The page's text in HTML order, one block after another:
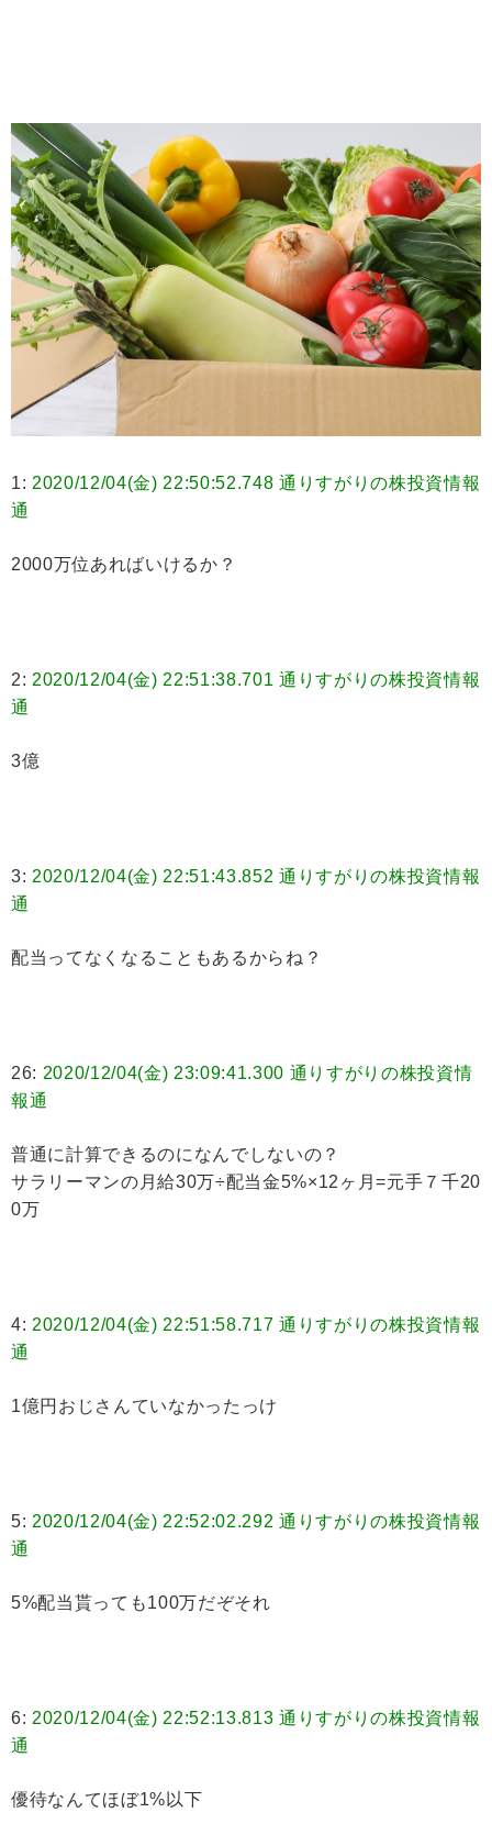
1: 2020/12/04(金) 22:50:52.748 通りすがりの株投資情報
通
2000万位あればいけるか？
2: 2020/12/04(金) 22:51:38.701 通りすがりの株投資情報
通
3億
3: 2020/12/04(金) 22:51:43.852 通りすがりの株投資情報
通
配当ってなくなることもあるからね？
26: 2020/12/04(金) 23:09:41.300 通りすがりの株投資情
報通
普通に計算できるのになんでしないの？
サラリーマンの月給30万÷配当金5%×12ヶ月=元手７千20
0万
4: 2020/12/04(金) 22:51:58.717 通りすがりの株投資情報
通
1億円おじさんていなかったっけ
5: 2020/12/04(金) 22:52:02.292 通りすがりの株投資情報
通
5%配当貰っても100万だぞそれ
6: 2020/12/04(金) 22:52:13.813 通りすがりの株投資情報
通
優待なんてほぼ1%以下